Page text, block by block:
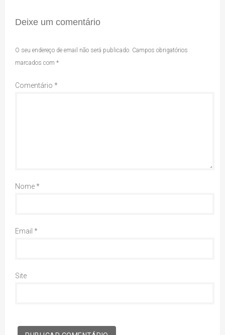
Deixe um comentário
O seu endereço de email não será publicado. Campos obrigatórios
marcados com *
Comentário *
Nome*
Email *
Site